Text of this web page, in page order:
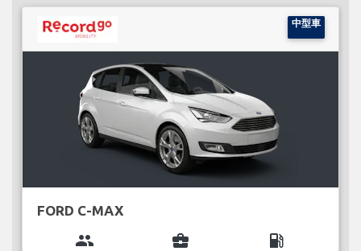
中型車
FORD C-MAX
group business_center local_gas_station